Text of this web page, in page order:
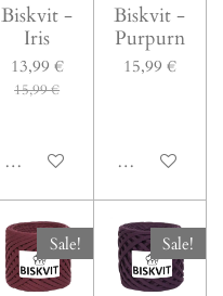
Biskvit -
Iris
13,99 €
15,99 €
In den Warenkorb
Biskvit -
Purpurn
15,99 €
In den
Sale! Sale!